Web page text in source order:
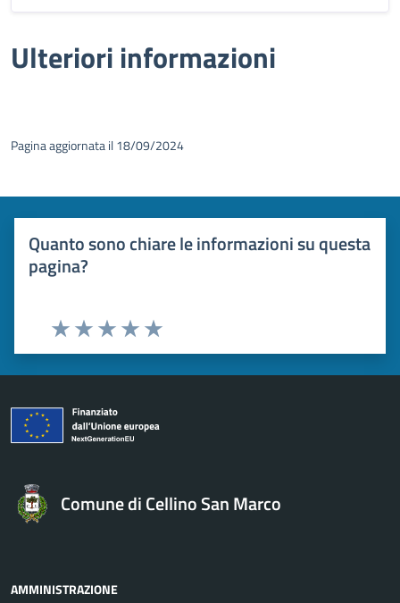
Ulteriori informazioni
Pagina aggiornata il 18/09/2024
Quanto sono chiare le informazioni su questa
pagina?
Valuta 5 stelle su 5
Valuta 4 stelle su 5
Valuta 3 stelle su 5
Valuta 2 stelle su 5
Valuta 1 stelle su 5
Comune di Cellino San Marco
AMMINISTRAZIONE